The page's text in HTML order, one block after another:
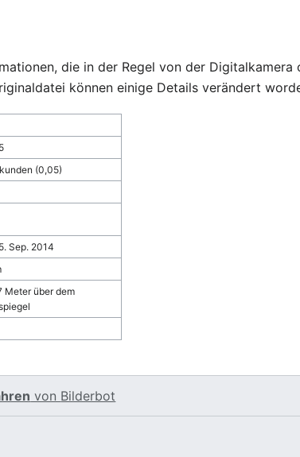
die in der Regel von der
können einige Details verändert
(0,05)
Sep. 2014
Meter über dem
von Bilderbot